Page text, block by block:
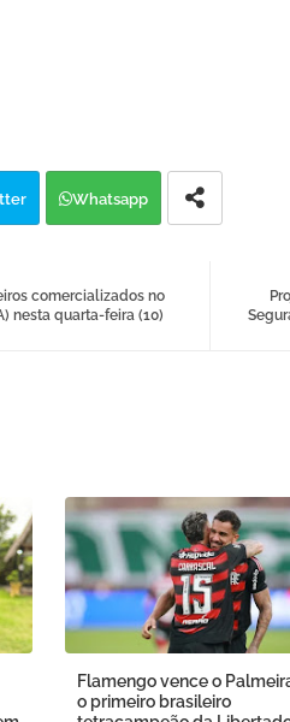
Whatsapp
comercializados no
nesta quarta-feira (10)
Flamengo vence o
o primeiro brasileiro